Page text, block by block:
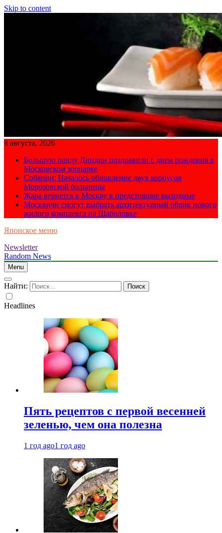
Skip to content
8 августа, 2026
Большую панду Диндин поздравили с днем рождения в
Московском зоопарке
Собянин: Началось обновление двух корпусов
Морозовской больницы
Жара вернется в Москву в предстоящие выходные
Москвичи смогут выбрать архитектурный облик нового
жилого комплекса на Шаболовке
Японское меню
Newsletter
Random News
Menu
Найти:
Headlines
Пять рецептов с первой весенней
зеленью, чем она полезна
1 год ago1 год ago